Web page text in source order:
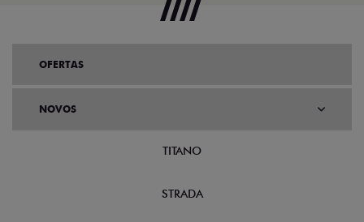
OFERTAS
NOVOS
TITANO
STRADA